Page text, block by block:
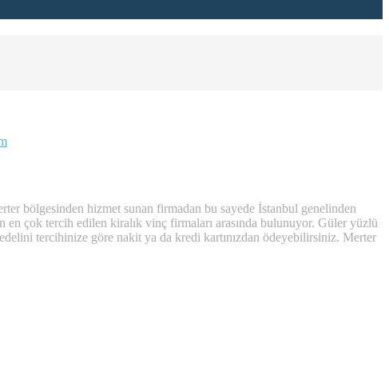
bölgesinden hizmet sunan firmadan bu sayede İstanbul genelinden
çok tercih edilen kiralık vinç firmaları arasında bulunuyor. Güler yüzlü
tercihinize göre nakit ya da kredi kartınızdan ödeyebilirsiniz. Merter